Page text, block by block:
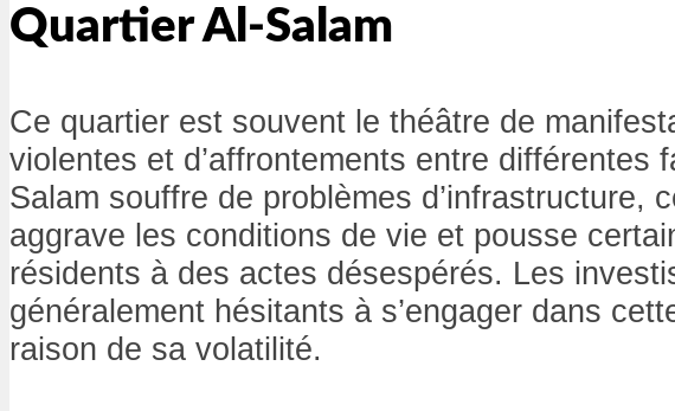
Quartier Al-Salam
Ce quartier est souvent le théâtre de
violentes et d’affrontements entre différentes
Salam souffre de problèmes d’infrastructure,
aggrave les conditions de vie et pousse
résidents à des actes désespérés. Les
généralement hésitants à s’engager dans
raison de sa volatilité.